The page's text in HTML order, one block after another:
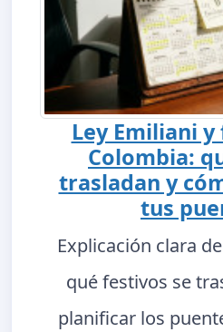
Ley Emiliani
Colombia:
trasladan y
tus
Explicación clara
qué festivos se
planificar los